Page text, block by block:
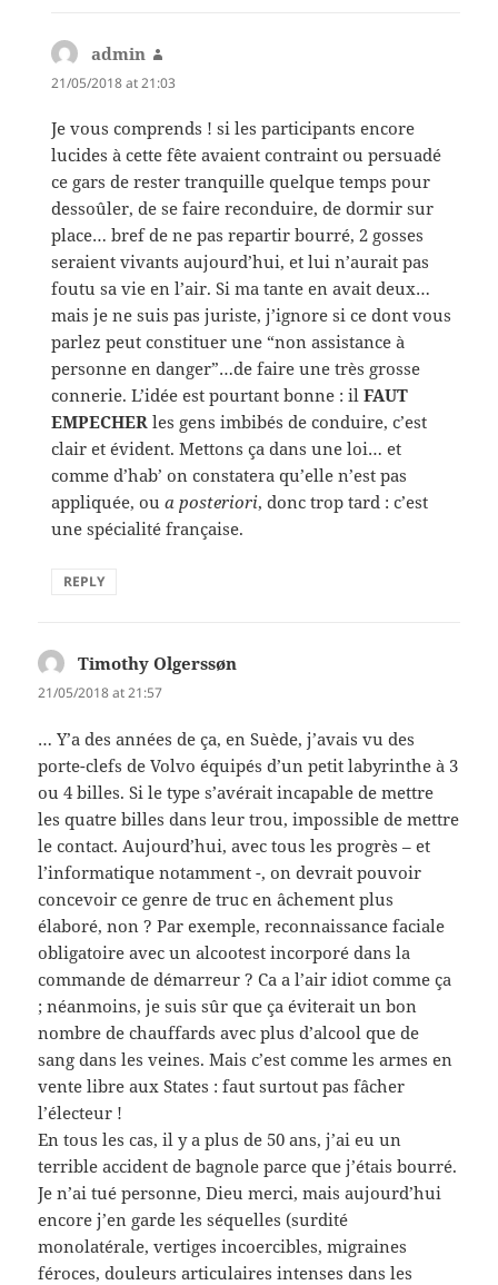
admin
21/05/2018 at 21:03
Je vous comprends ! si les participants encore
lucides à cette fête avaient contraint ou persuadé
ce gars de rester tranquille quelque temps pour
dessoûler, de se faire reconduire, de dormir sur
place… bref de ne pas repartir bourré, 2 gosses
seraient vivants aujourd’hui, et lui n’aurait pas
foutu sa vie en l’air. Si ma tante en avait deux…
mais je ne suis pas juriste, j’ignore si ce dont vous
parlez peut constituer une “non assistance à
personne en danger”…de faire une très grosse
connerie. L’idée est pourtant bonne : ilFAUT
EMPECHER les gens imbibés de conduire, c’est
clair et évident. Mettons ça dans une loi… et
comme d’hab’ on constatera qu’elle n’est pas
appliquée, oua posteriori, donc trop tard : c’est
une spécialité française.
REPLY
Timothy Olgerssøn
21/05/2018 at 21:57
… Y’a des années de ça, en Suède, j’avais vu des
porte-clefs de Volvo équipés d’un petit labyrinthe à 3
ou 4 billes. Si le type s’avérait incapable de mettre
les quatre billes dans leur trou, impossible de mettre
le contact. Aujourd’hui, avec tous les progrès – et
l’informatique notamment -, on devrait pouvoir
concevoir ce genre de truc en âchement plus
élaboré, non ? Par exemple, reconnaissance faciale
obligatoire avec un alcootest incorporé dans la
commande de démarreur ? Ca a l’air idiot comme ça
; néanmoins, je suis sûr que ça éviterait un bon
nombre de chauffards avec plus d’alcool que de
sang dans les veines. Mais c’est comme les armes en
vente libre aux States : faut surtout pas fâcher
l’électeur !
En tous les cas, il y a plus de 50 ans, j’ai eu un
terrible accident de bagnole parce que j’étais bourré.
Je n’ai tué personne, Dieu merci, mais aujourd’hui
encore j’en garde les séquelles (surdité
monolatérale, vertiges incoercibles, migraines
féroces, douleurs articulaires intenses dans les